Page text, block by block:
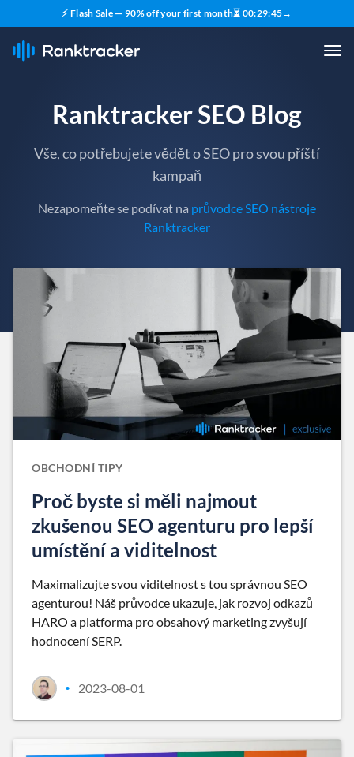
⚡ Flash Sale — 90% off your first month⏳ 00:29:43→
Ranktracker SEO Blog
Vše, co potřebujete vědět o SEO pro svou příští
kampaň
Nezapomeňte se podívat na průvodce SEO nástroje
Ranktracker
OBCHODNÍ TIPY
Proč byste si měli najmout
zkušenou SEO agenturu pro lepší
umístění a viditelnost
Maximalizujte svou viditelnost s tou správnou SEO
agenturou! Náš průvodce ukazuje, jak rozvoj odkazů
HARO a platforma pro obsahový marketing zvyšují
hodnocení SERP.
• 2023-08-01